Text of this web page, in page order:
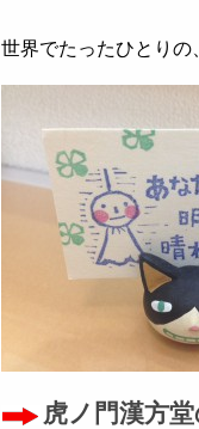
世界でたったひとりの
虎ノ門漢方